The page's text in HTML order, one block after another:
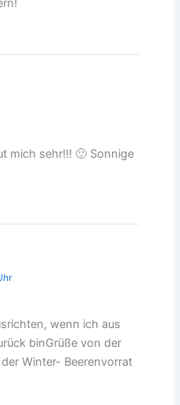
mich sehr!!! 🙂 Sonnige
wenn ich aus
binGrüße von der
der Winter- Beerenvorrat